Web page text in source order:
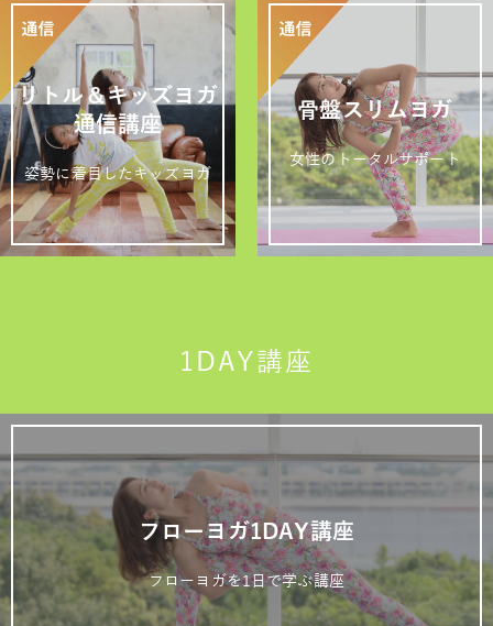
リトル＆キッズヨガ
通信講座
姿勢に着目したキッズヨガ
骨盤スリムヨガ
女性のトータルサポート
1DAY講座
フローヨガ1DAY講座
フローヨガを1日で学ぶ講座